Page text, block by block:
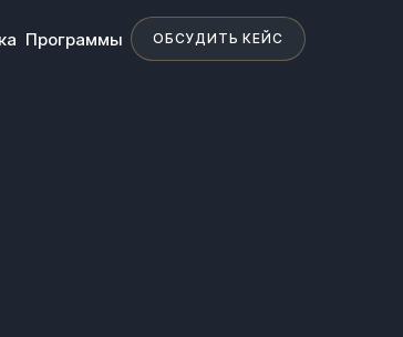
Программы ОБСУДИТЬ КЕЙС